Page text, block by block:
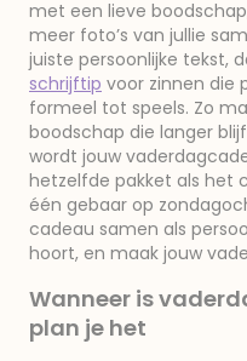
met een lieve
meer foto’s van jullie
juiste persoonlijke tekst,
schrijftip voor zinnen die
formeel tot speels. Zo
boodschap die langer
wordt jouw
hetzelfde pakket als het
één gebaar op
cadeau samen als
hoort, en maak jouw
Wanneer is
plan je het